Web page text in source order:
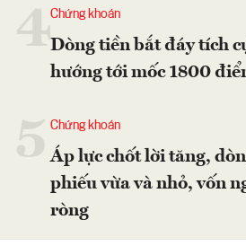
4Chứng khoán
Dòng tiền bắt đáy tích
hướng tới mốc 1800
Chứng khoán
Áp lực chốt lời tăng,
phiếu vừa và nhỏ, vốn
ròng